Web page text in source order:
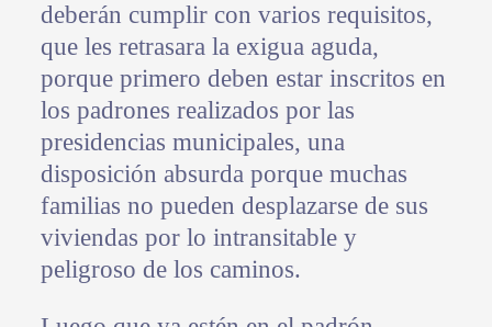
deberán cumplir con varios requisitos,
que les retrasara la exigua aguda,
porque primero deben estar inscritos en
los padrones realizados por las
presidencias municipales, una
disposición absurda porque muchas
familias no pueden desplazarse de sus
viviendas por lo intransitable y
peligroso de los caminos.